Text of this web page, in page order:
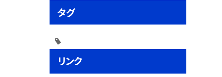
タグ
リンク